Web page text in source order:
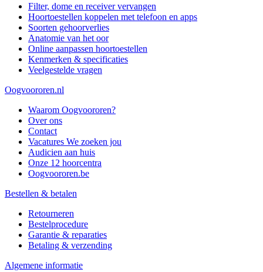
Filter, dome en receiver vervangen
Hoortoestellen koppelen met telefoon en apps
Soorten gehoorverlies
Anatomie van het oor
Online aanpassen hoortoestellen
Kenmerken & specificaties
Veelgestelde vragen
Oogvoororen.nl
Waarom Oogvoororen?
Over ons
Contact
Vacatures We zoeken jou
Audicien aan huis
Onze 12 hoorcentra
Oogvoororen.be
Bestellen & betalen
Retourneren
Bestelprocedure
Garantie & reparaties
Betaling & verzending
Algemene informatie